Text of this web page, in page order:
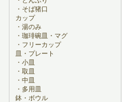
・ そば猪口
カップ
・ 湯のみ
・ 珈琲碗皿・マグ
・ フリーカップ
皿・プレート
・ 小皿
・ 取皿
・ 中皿
・ 多用皿
鉢・ボウル